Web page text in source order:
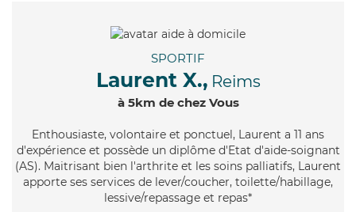
SPORTIF
Laurent X., Reims
à 5km de chez Vous
Enthousiaste, volontaire et ponctuel, Laurent a 11 ans
d'expérience et possède un diplôme d'Etat d'aide-soignant
(AS). Maitrisant bien l'arthrite et les soins palliatifs, Laurent
apporte ses services de lever/coucher, toilette/habillage,
lessive/repassage et repas*